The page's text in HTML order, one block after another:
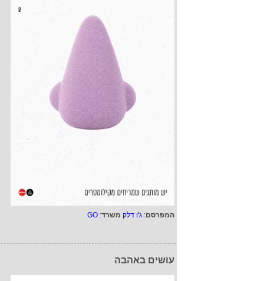
המפרסם: ג'ו דלק משרד:
GO
עושים באהבה